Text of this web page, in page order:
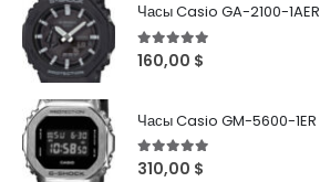
Часы Casio GA-2100-1AER
5out of 5
160,00 $
Часы Casio GM-5600-1ER
5out of 5
310,00 $